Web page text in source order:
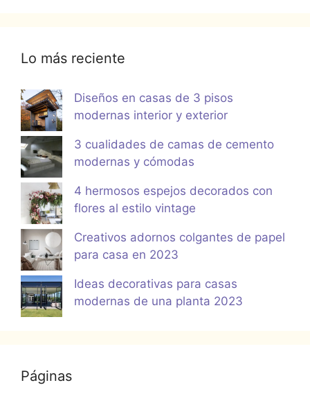
Lo más reciente
Diseños en casas de 3 pisos
modernas interior y exterior
3 cualidades de camas de cemento
modernas y cómodas
4 hermosos espejos decorados con
flores al estilo vintage
Creativos adornos colgantes de papel
para casa en 2023
Ideas decorativas para casas
modernas de una planta 2023
Páginas